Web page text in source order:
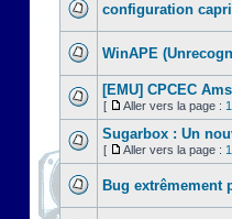
configuration
WinAPE
[EMU] CPCEC
[ Aller vers la page : 1
Sugarbox : Un
[ Aller vers la page : 1
Bug extrêmement